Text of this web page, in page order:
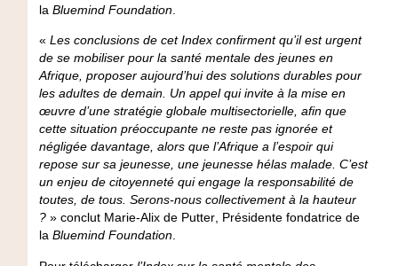
la Bluemind Foundation.
« Les conclusions de cet Index confirment qu’il est urgent
de se mobiliser pour la santé mentale des jeunes en
Afrique, proposer aujourd’hui des solutions durables pour
les adultes de demain. Un appel qui invite à la mise en
œuvre d’une stratégie globale multisectorielle, afin que
cette situation préoccupante ne reste pas ignorée et
négligée davantage, alors que l’Afrique a l’espoir qui
repose sur sa jeunesse, une jeunesse hélas malade. C’est
un enjeu de citoyenneté qui engage la responsabilité de
toutes, de tous. Serons-nous collectivement à la hauteur
? » conclut Marie-Alix de Putter, Présidente fondatrice de
la Bluemind Foundation.